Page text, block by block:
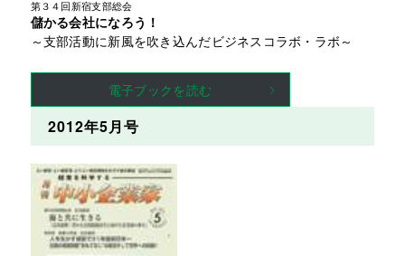
第３４回新宿支部総会
儲かる会社になろう！
～支部活動に新風を吹き込んだビジネスコラボ・ラボ～
電子ブックを読む
2012年5月号